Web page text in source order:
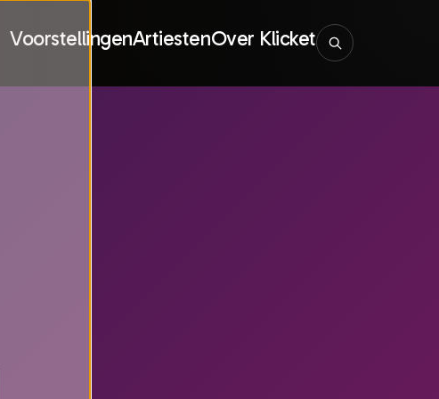
VoorstellingenArtiestenOver Klicket